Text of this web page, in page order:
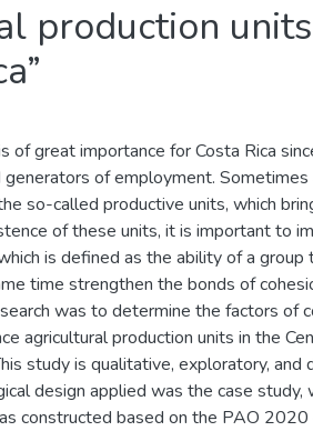
production
of great importance for Costa Rica
of employment. Sometimes
so-called productive units, which
of these units, it is important to
is defined as the ability of a group
time strengthen the bonds of
was to determine the factors of
agricultural production units in the
study is qualitative, exploratory, and
design applied was the case study,
constructed based on the PAO